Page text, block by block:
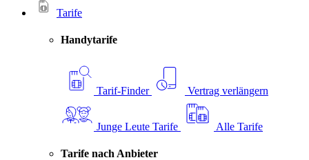
Tarife
Handytarife
Tarif-Finder Vertrag verlängern
Junge Leute Tarife Alle Tarife
Tarife nach Anbieter